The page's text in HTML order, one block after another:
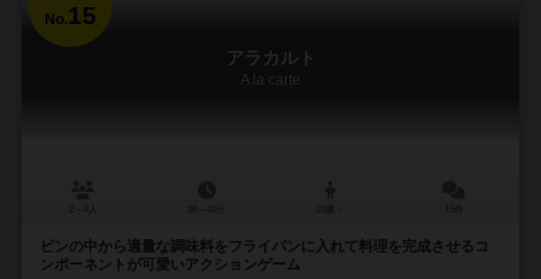
No.15
アラカルト
A la carte
ビンの中から適量な調味料をフライパンに入れて料理を完成させるコ
ンポーネントが可愛いアクションゲーム